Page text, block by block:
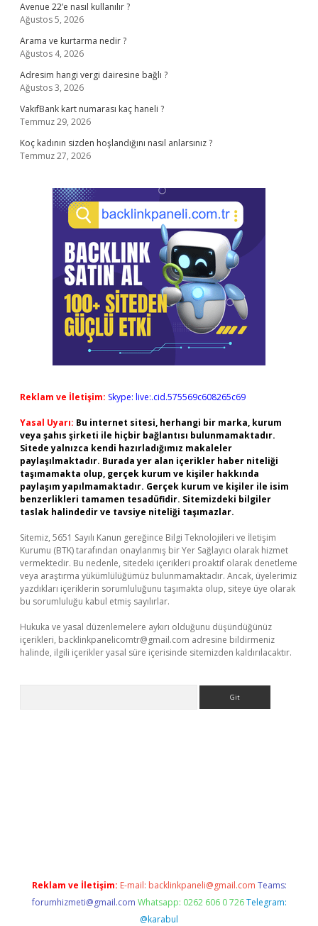
Avenue 22’e nasıl kullanılır ?
Ağustos 5, 2026
Arama ve kurtarma nedir ?
Ağustos 4, 2026
Adresim hangi vergi dairesine bağlı ?
Ağustos 3, 2026
VakıfBank kart numarası kaç haneli ?
Temmuz 29, 2026
Koç kadının sizden hoşlandığını nasıl anlarsınız ?
Temmuz 27, 2026
Reklam ve İletişim: Skype: live:.cid.575569c608265c69
Yasal Uyarı: Bu internet sitesi, herhangi bir marka, kurum
veya şahıs şirketi ile hiçbir bağlantısı bulunmamaktadır.
Sitede yalnızca kendi hazırladığımız makaleler
paylaşılmaktadır. Burada yer alan içerikler haber niteliği
taşımamakta olup, gerçek kurum ve kişiler hakkında
paylaşım yapılmamaktadır. Gerçek kurum ve kişiler ile isim
benzerlikleri tamamen tesadüfidir. Sitemizdeki bilgiler
taslak halindedir ve tavsiye niteliği taşımazlar.
Sitemiz, 5651 Sayılı Kanun gereğince Bilgi Teknolojileri ve İletişim
Kurumu (BTK) tarafından onaylanmış bir Yer Sağlayıcı olarak hizmet
vermektedir. Bu nedenle, sitedeki içerikleri proaktif olarak denetleme
veya araştırma yükümlülüğümüz bulunmamaktadır. Ancak, üyelerimiz
yazdıkları içeriklerin sorumluluğunu taşımakta olup, siteye üye olarak
bu sorumluluğu kabul etmiş sayılırlar.
Hukuka ve yasal düzenlemelere aykırı olduğunu düşündüğünüz
içerikleri, backlinkpanelicomtr@gmail.com adresine bildirmeniz
halinde, ilgili içerikler yasal süre içerisinde sitemizden kaldırılacaktır.
Reklam ve İletişim: E-mail: backlinkpaneli@gmail.com Teams:
forumhizmeti@gmail.com Whatsapp: 0262 606 0 726 Telegram:
@karabul